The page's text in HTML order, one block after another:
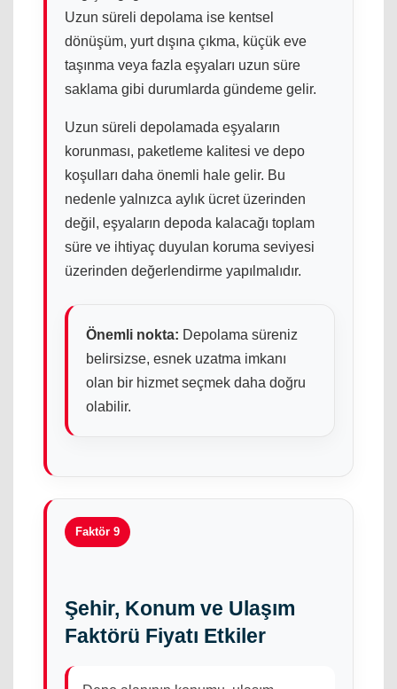
Uzun süreli depolama ise kentsel
dönüşüm, yurt dışına çıkma, küçük eve
taşınma veya fazla eşyaları uzun süre
saklama gibi durumlarda gündeme gelir.
Uzun süreli depolamada eşyaların
korunması, paketleme kalitesi ve depo
koşulları daha önemli hale gelir. Bu
nedenle yalnızca aylık ücret üzerinden
değil, eşyaların depoda kalacağı toplam
süre ve ihtiyaç duyulan koruma seviyesi
üzerinden değerlendirme yapılmalıdır.
Önemli nokta: Depolama süreniz
belirsizse, esnek uzatma imkanı
olan bir hizmet seçmek daha doğru
olabilir.
Faktör 9
Şehir, Konum ve Ulaşım
Faktörü Fiyatı Etkiler